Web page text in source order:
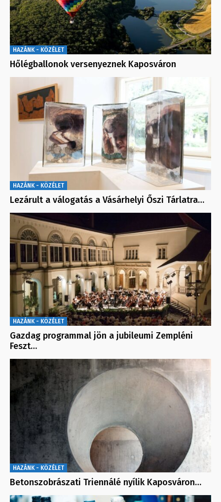
HAZÁNK - KÖZÉLET
Hőlégballonok versenyeznek Kaposváron
HAZÁNK - KÖZÉLET
Lezárult a válogatás a Vásárhelyi Őszi Tárlatra…
HAZÁNK - KÖZÉLET
Gazdag programmal jön a jubileumi Zempléni
Feszt…
HAZÁNK - KÖZÉLET
Betonszobrászati Triennálé nyílik Kaposváron…